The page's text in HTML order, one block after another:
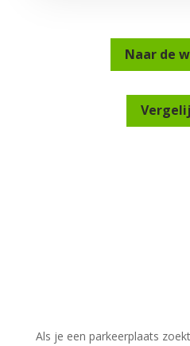
Naar de
Als je een parkeerplaats